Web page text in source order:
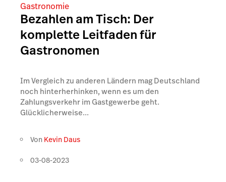
Gastronomie
Bezahlen am Tisch: Der
komplette Leitfaden für
Gastronomen
Im Vergleich zu anderen Ländern mag Deutschland
noch hinterherhinken, wenn es um den
Zahlungsverkehr im Gastgewerbe geht.
Glücklicherweise...
Von Kevin Daus
03-08-2023